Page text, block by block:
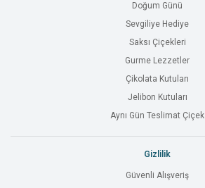
Doğum Günü
Sevgiliye Hediye
Saksı Çiçekleri
Gurme Lezzetler
Çikolata Kutuları
Jelibon Kutuları
Aynı Gün Teslimat Çiçek
Gizlilik
Güvenli Alışveriş